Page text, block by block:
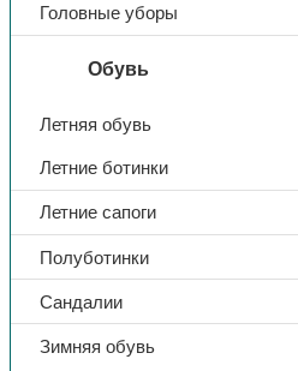
Головные уборы
Обувь
Летняя обувь
Летние ботинки
Летние сапоги
Полуботинки
Сандалии
Зимняя обувь